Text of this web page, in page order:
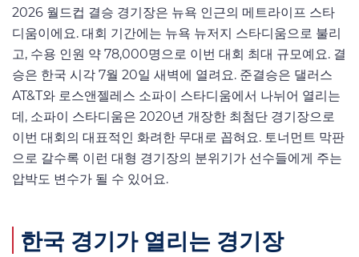
2026 월드컵 결승 경기장은 뉴욕 인근의 메트라이프 스타
디움이에요. 대회 기간에는 뉴욕 뉴저지 스타디움으로 불리
고, 수용 인원 약 78,000명으로 이번 대회 최대 규모예요. 결
승은 한국 시각 7월 20일 새벽에 열려요. 준결승은 댈러스
AT&T와 로스앤젤레스 소파이 스타디움에서 나뉘어 열리는
데, 소파이 스타디움은 2020년 개장한 최첨단 경기장으로
이번 대회의 대표적인 화려한 무대로 꼽혀요. 토너먼트 막판
으로 갈수록 이런 대형 경기장의 분위기가 선수들에게 주는
압박도 변수가 될 수 있어요.
한국 경기가 열리는 경기장